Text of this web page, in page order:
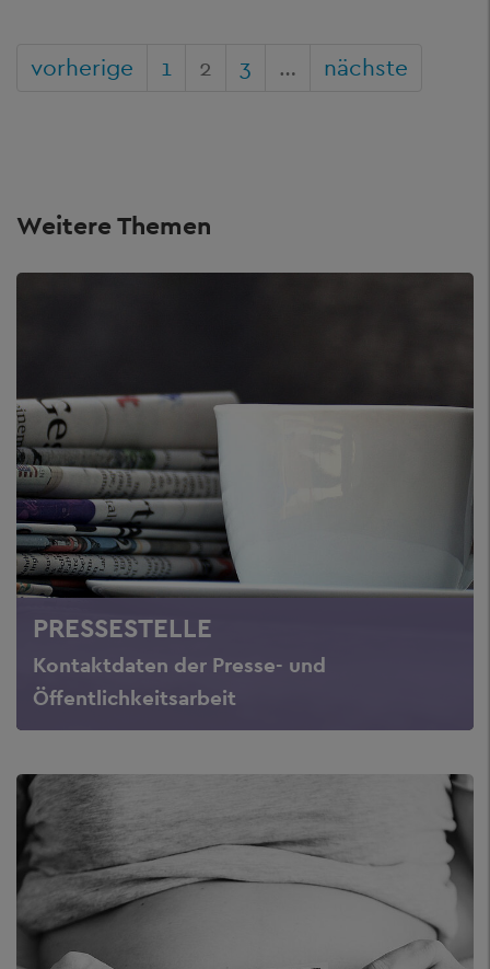
vorherige 1 2 3 … nächste
Weitere Themen
PRESSESTELLE
Kontaktdaten der Presse- und
Öffentlichkeitsarbeit